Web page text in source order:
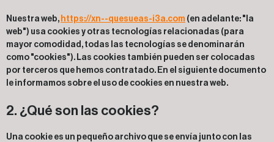
Nuestra web, https://xn--quesueas-i3a.com (en adelante: "la
web") usa cookies y otras tecnologías relacionadas (para
mayor comodidad, todas las tecnologías se denominarán
como "cookies"). Las cookies también pueden ser colocadas
por terceros que hemos contratado. En el siguiente documento
le informamos sobre el uso de cookies en nuestra web.
2. ¿Qué son las cookies?
Una cookie es un pequeño archivo que se envía junto con las